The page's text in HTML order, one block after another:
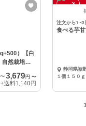
）【白
自然栽培の
〜 3,679円 〜
+送料1,140円
注
文
受
付
停
止
中
注文から1~3
食べる芋
静岡県裾
１個１５０ｇ